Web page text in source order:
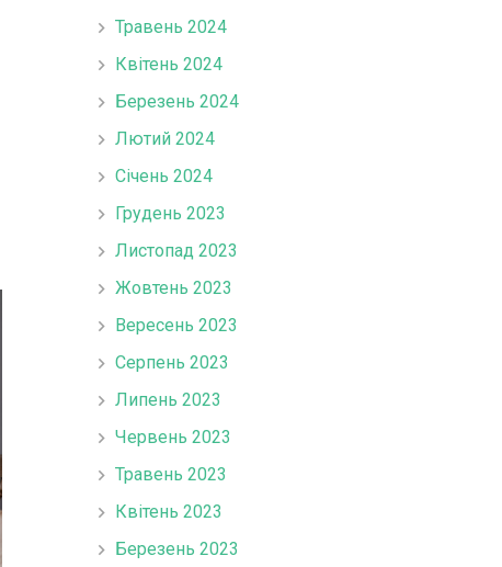
Травень 2024
Квітень 2024
Березень 2024
Лютий 2024
Січень 2024
Грудень 2023
Листопад 2023
Жовтень 2023
Вересень 2023
Серпень 2023
Липень 2023
Червень 2023
Травень 2023
Квітень 2023
Березень 2023